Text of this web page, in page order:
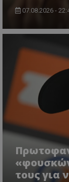
07.08.2026 -
τους για